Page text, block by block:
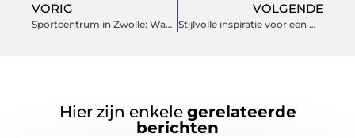
VORIG
Sportcentrum in Zwolle: Waar op te Letten?
VOLGENDE
Stijlvolle inspiratie voor een moderne eethoek in jouw interieur
Hier zijn enkele gerelateerde
berichten